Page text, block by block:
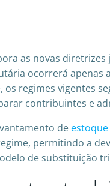
as novas
ocorrerá apenas
os regimes vigentes
contribuintes e
de estoque
permitindo a
de substituição